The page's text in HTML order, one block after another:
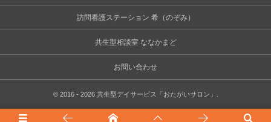
訪問看護ステーション 希（のぞみ）
共生型相談室 ななかまど
お問い合わせ
© 2016 - 2026 共生型デイサービス「おたがいサロン」